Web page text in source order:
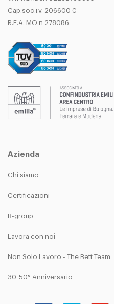
Cap.soc.i.v. 206600 €
R.E.A. MO n 278086
Azienda
Chi siamo
Certificazioni
B-group
Lavora con noi
Non Solo Lavoro - The Bett Team
30-50° Anniversario